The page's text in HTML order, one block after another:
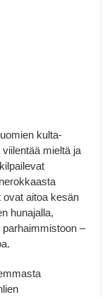
kulta-
mieltä ja
aitoa kesän
hunajalla,
–